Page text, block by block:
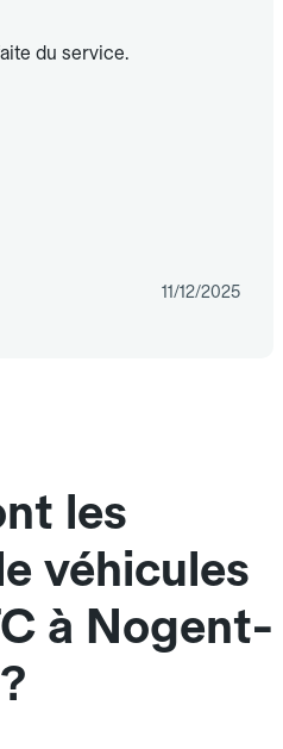
du service.
11/12/2025
les
véhicules
à Nogent-